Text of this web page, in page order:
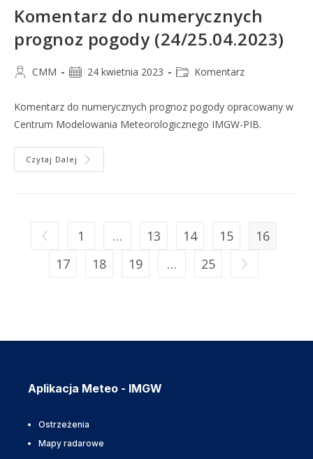
Komentarz do numerycznych
prognoz pogody (24/25.04.2023)
CMM 24 kwietnia 2023 Komentarz
Komentarz do numerycznych prognoz pogody opracowany w
Centrum Modelowania Meteorologicznego IMGW-PIB.
Czytaj Dalej
1 … 13 14 15
16
17
18 19 … 25
Aplikacja Meteo - IMGW
Ostrzeżenia
Mapy radarowe